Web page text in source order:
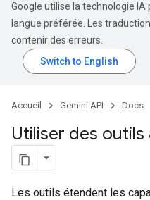
Google utilise la technologie
langue préférée. Les
contenir des erreurs.
Accueil Gemini API Docs
Utiliser des outils
Les outils étendent les